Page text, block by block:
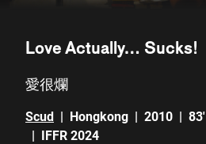
Love Actually… Sucks!
愛很爛
Scud | Hongkong | 2010 | 83'
| IFFR 2024